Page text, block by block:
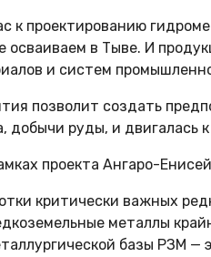
к проектированию
осваиваем в Тыве. И
и систем
позволит создать
добычи руды, и двигалась
проекта Ангаро-
критически важных
металлы
базы РЗМ —